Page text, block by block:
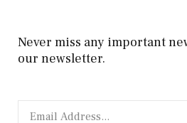
Never miss any important
our newsletter.